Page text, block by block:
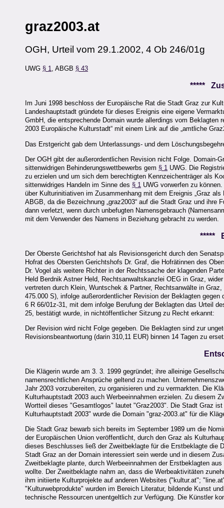
graz2003.at
OGH, Urteil vom 29.1.2002, 4 Ob 246/01g
UWG § 1, ABGB § 43
*****
Im Juni 1998 beschloss der Europäische Rat die Stadt Graz zur
Landeshauptstadt gründete für dieses Ereignis eine eigene
GmbH, die entsprechende Domain wurde allerdings vom
2003 Europäische Kulturstadt“ mit einem Link auf die „amtliche
Das Erstgericht gab dem Unterlassungs- und dem
Der OGH gibt der außerordentlichen Revision nicht Folge. Domain-
sittenwidrigen Behinderungswettbewerbs gem § 1 UWG. Die
zu erzielen und um sich dem berechtigten Kennzeichenträger als
sittenwidriges Handeln im Sinne des § 1 UWG vorwerfen zu
über Kulturinitiativen im Zusammenhang mit dem Ereignis „Graz
ABGB, da die Bezeichnung „graz2003“ auf die Stadt Graz und
dann verletzt, wenn durch unbefugten Namensgebrauch
mit dem Verwender des Namens in Beziehung gebracht zu werden.
*****
Der Oberste Gerichtshof hat als Revisionsgericht durch den
Hofrat des Obersten Gerichtshofs Dr. Graf, die Hofrätinnen des
Dr. Vogel als weitere Richter in der Rechtssache der klagenden
Held Berdnik Astner Held, Rechtsanwaltskanzlei OEG in Graz,
vertreten durch Klein, Wuntschek & Partner, Rechtsanwälte in
475.000 S), infolge außerordentlicher Revision der Beklagten
6 R 66/01z-31, mit dem infolge Berufung der Beklagten das Urteil
25, bestätigt wurde, in nichtöffentlicher Sitzung zu Recht erkannt:
Der Revision wird nicht Folge gegeben. Die Beklagten sind zur
Revisionsbeantwortung (darin 310,11 EUR) binnen 14 Tagen zu
Die Klägerin wurde am 3. 3. 1999 gegründet; ihre alleinige
namensrechtlichen Ansprüche geltend zu machen.
Jahr 2003 vorzubereiten, zu organisieren und zu vermarkten. Die
Kulturhauptstadt 2003 auch Werbeeinnahmen erzielen. Zu diesem
Wortteil dieses "Gesamtlogos" lautet "Graz2003". Die Stadt Graz
Kulturhauptstadt 2003" wurde die Domain "graz-2003.at" für die
Die Stadt Graz bewarb sich bereits im September 1989 um die
der Europäischen Union veröffentlicht, durch den Graz als
dieses Beschlusses ließ der Zweitbeklagte für die Erstbeklagte die
Stadt Graz an der Domain interessiert sein werde und in diesem
Zweitbeklagte plante, durch Werbeeinnahmen der Erstbeklagten
wollte. Der Zweitbeklagte nahm an, dass die Werbeaktivitäten
ihm initiierte Kulturprojekte auf anderen Websites ("kultur.at";
"Kulturwebprodukte" wurden im Bereich Literatur, bildende Kunst
technische Ressourcen unentgeltlich zur Verfügung. Die Künstler